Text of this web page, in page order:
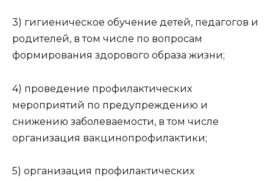
3) гигиеническое обучение детей, педагогов и
родителей, в том числе по вопросам
формирования здорового образа жизни;
4) проведение профилактических
мероприятий по предупреждению и
снижению заболеваемости, в том числе
организация вакцинопрофилактики;
5) организация профилактических